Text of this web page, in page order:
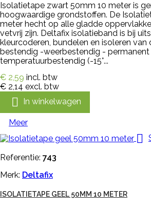
Isolatietape zwart 50mm 10 meter is
hoogwaardige grondstoffen. De
meter hecht op alle gladde
vetvrij zijn. Deltafix isolatieband is bij
kleurcoderen, bundelen en isoleren van
bestendig -weerbestendig -
temperatuurbestendig (-15°...
€ 2,59 incl. btw
€ 2,14 excl. btw
 In winkelwagen
Meer

Referentie: 743
Merk: Deltafix
ISOLATIETAPE GEEL 50MM 10 METER